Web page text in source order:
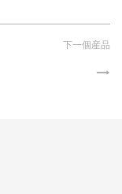
下一個産品